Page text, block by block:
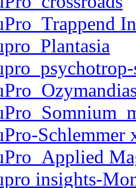
Schlemmer
insights-